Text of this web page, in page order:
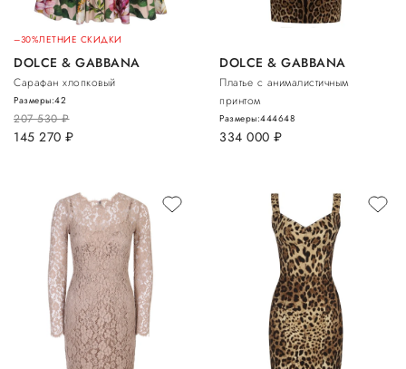
–30%ЛЕТНИЕ СКИДКИ
DOLCE & GABBANA
Сарафан хлопковый
207 530руб.
145 270 руб.
Размеры:42
DOLCE & GABBANA
Платье с анималистичным
принтом
334 000 руб.
Размеры:444648